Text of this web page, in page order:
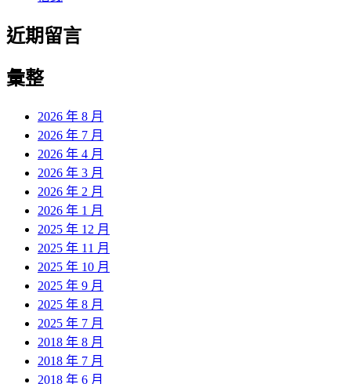
近期留言
彙整
2026 年 8 月
2026 年 7 月
2026 年 4 月
2026 年 3 月
2026 年 2 月
2026 年 1 月
2025 年 12 月
2025 年 11 月
2025 年 10 月
2025 年 9 月
2025 年 8 月
2025 年 7 月
2018 年 8 月
2018 年 7 月
2018 年 6 月